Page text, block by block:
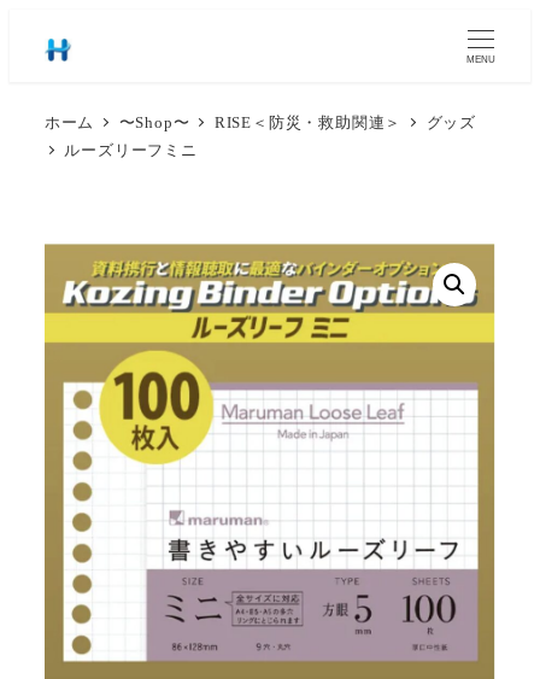
MENU
ホーム 〜Shop〜 RISE＜防災・救助関連＞
グッズ
ルーズリーフミニ